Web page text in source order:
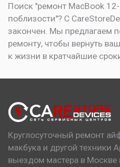
Поиск "ремонт MacBook
поблизости"? С
закончен. Мы предлагаем
ремонту, чтобы вернуть
к жизни в кратчайшие
Круглосуточный ремонт
макбука и другой техники
выездом мастера в Москве